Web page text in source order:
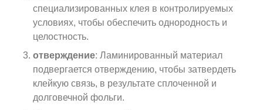
специализированных клея в контролируемых
условиях, чтобы обеспечить однородность и
целостность.
отверждение: Ламинированный материал
подвергается отверждению, чтобы затвердеть
клейкую связь, в результате сплоченной и
долговечной фольги.